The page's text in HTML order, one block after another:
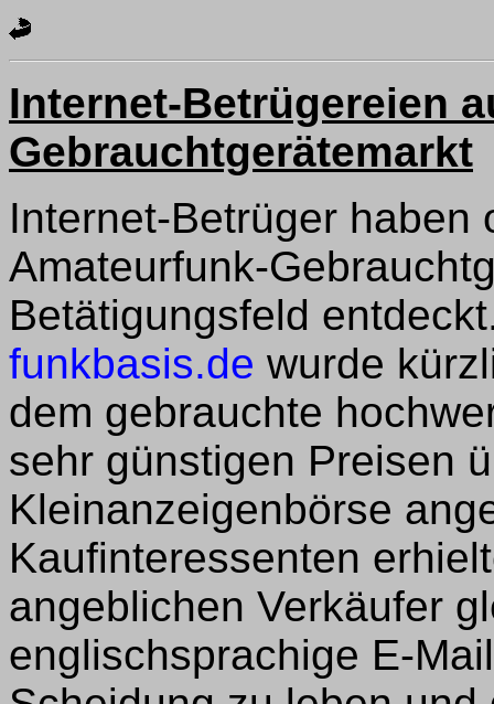
Internet-Betrügereien
Gebrauchtgerätemarkt
Internet-Betrüger haben
Amateurfunk-
Betätigungsfeld
funkbasis.de wurde
dem gebrauchte
sehr günstigen Preisen
Kleinanzeigenbörse
Kaufinteressenten
angeblichen Verkäufer
englischsprachige E-